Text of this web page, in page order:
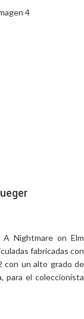
Nightmare on Elm
fabricadas con
con un alto grado de
para el coleccionista